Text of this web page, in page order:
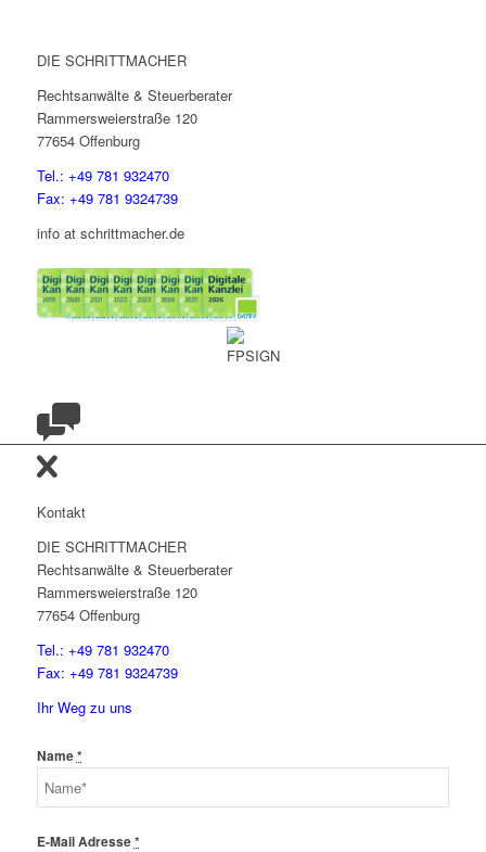
DIE SCHRITTMACHER
Rechtsanwälte & Steuerberater
Rammersweierstraße 120
77654 Offenburg
Tel.: +49 781 932470
Fax: +49 781 9324739
info at schrittmacher.de
Kontakt
DIE SCHRITTMACHER
Rechtsanwälte & Steuerberater
Rammersweierstraße 120
77654 Offenburg
Tel.: +49 781 932470
Fax: +49 781 9324739
Ihr Weg zu uns
Name*
E-Mail Adresse*